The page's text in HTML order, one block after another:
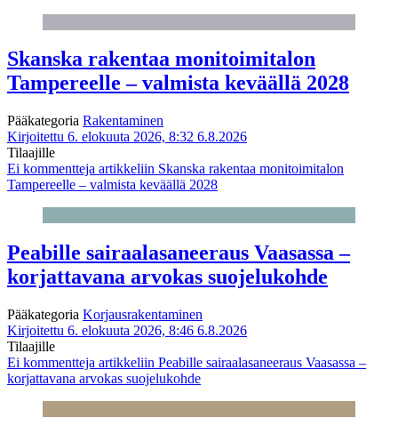
Skanska rakentaa monitoimitalon
Tampereelle – valmista keväällä 2028
Pääkategoria Rakentaminen
Kirjoitettu 6. elokuuta 2026, 8:32 6.8.2026
Tilaajille
Ei kommentteja artikkeliin Skanska rakentaa monitoimitalon
Tampereelle – valmista keväällä 2028
Peabille sairaalasaneeraus Vaasassa –
korjattavana arvokas suojelukohde
Pääkategoria Korjausrakentaminen
Kirjoitettu 6. elokuuta 2026, 8:46 6.8.2026
Tilaajille
Ei kommentteja artikkeliin Peabille sairaalasaneeraus Vaasassa –
korjattavana arvokas suojelukohde